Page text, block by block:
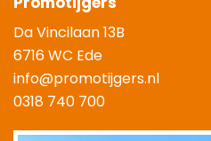
Da Vincilaan 13B
6716 WC Ede
info@promotijgers.nl
0318 740 700